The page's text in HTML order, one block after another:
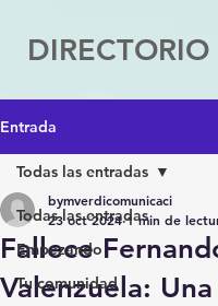
DIRECTORIO
Entrada
Todas las entradas
Empezando
Tu comunidad
Todas las entradas
Fallece
Valenzuela:
bymverdicomunicaci
23 oct 2024 1 min de